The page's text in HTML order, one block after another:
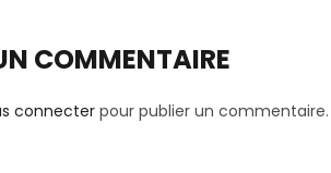
COMMENTAIRE
connecter pour publier un commentaire.